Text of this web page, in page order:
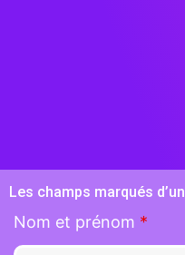
Les champs marqués d’un
Nom et prénom *